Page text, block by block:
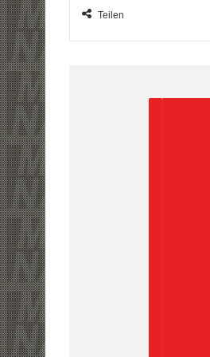
Teilen